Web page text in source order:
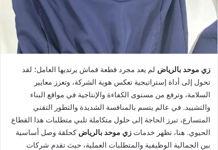
زي موحد بالرياض لم يعد مجرد قطعة قماش يرتديها العامل؛ لقد
تحول إلى أداة إستراتيجية تعكس هوية الشركة، وتعزز معايير
السلامة، وترفع من مستوى الكفاءة والإنتاجية في مواقع البناء
والتشييد. في عالم يتسم بالمنافسة الشديدة والتطور التقني
المتسارع، تبرز الحاجة إلى حلول متكاملة تلبي متطلبات هذا القطاع
الحيوي. هنا، تظهر خدمات زي موحد بالرياض كحلقة وصل أساسية
بين الجمالية الوظيفية والمتطلبات العملية، حيث تقدم شركات